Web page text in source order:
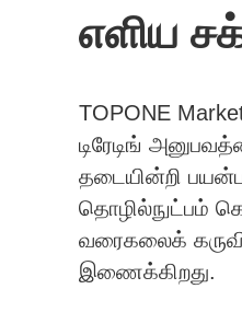
எளிய
TOPONE
டிரேடிங்
தடையின்றி
தொழில்நுட்பம்
வரைகலைக்
இணைக்கிறது.